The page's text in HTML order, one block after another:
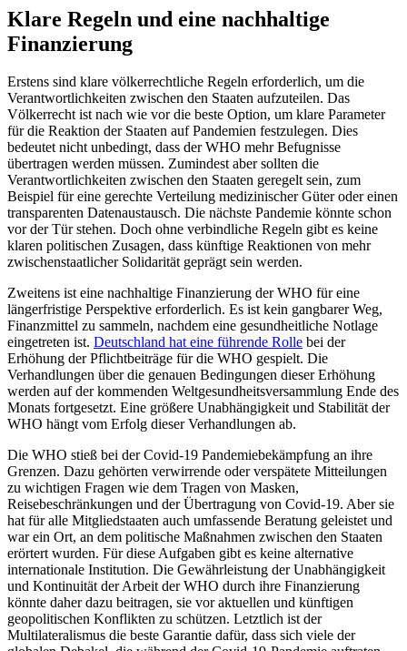
Klare Regeln und eine nachhaltige
Finanzierung
Erstens sind klare völkerrechtliche Regeln erforderlich, um die
Verantwortlichkeiten zwischen den Staaten aufzuteilen. Das
Völkerrecht ist nach wie vor die beste Option, um klare Parameter
für die Reaktion der Staaten auf Pandemien festzulegen. Dies
bedeutet nicht unbedingt, dass der WHO mehr Befugnisse
übertragen werden müssen. Zumindest aber sollten die
Verantwortlichkeiten zwischen den Staaten geregelt sein, zum
Beispiel für eine gerechte Verteilung medizinischer Güter oder einen
transparenten Datenaustausch. Die nächste Pandemie könnte schon
vor der Tür stehen. Doch ohne verbindliche Regeln gibt es keine
klaren politischen Zusagen, dass künftige Reaktionen von mehr
zwischenstaatlicher Solidarität geprägt sein werden.
Zweitens ist eine nachhaltige Finanzierung der WHO für eine
längerfristige Perspektive erforderlich. Es ist kein gangbarer Weg,
Finanzmittel zu sammeln, nachdem eine gesundheitliche Notlage
eingetreten ist. Deutschland hat eine führende Rolle bei der
Erhöhung der Pflichtbeiträge für die WHO gespielt. Die
Verhandlungen über die genauen Bedingungen dieser Erhöhung
werden auf der kommenden Weltgesundheitsversammlung Ende des
Monats fortgesetzt. Eine größere Unabhängigkeit und Stabilität der
WHO hängt vom Erfolg dieser Verhandlungen ab.
Die WHO stieß bei der Covid-19 Pandemiebekämpfung an ihre
Grenzen. Dazu gehörten verwirrende oder verspätete Mitteilungen
zu wichtigen Fragen wie dem Tragen von Masken,
Reisebeschränkungen und der Übertragung von Covid-19. Aber sie
hat für alle Mitgliedstaaten auch umfassende Beratung geleistet und
war ein Ort, an dem politische Maßnahmen zwischen den Staaten
erörtert wurden. Für diese Aufgaben gibt es keine alternative
internationale Institution. Die Gewährleistung der Unabhängigkeit
und Kontinuität der Arbeit der WHO durch ihre Finanzierung
könnte daher dazu beitragen, sie vor aktuellen und künftigen
geopolitischen Konflikten zu schützen. Letztlich ist der
Multilateralismus die beste Garantie dafür, dass sich viele der